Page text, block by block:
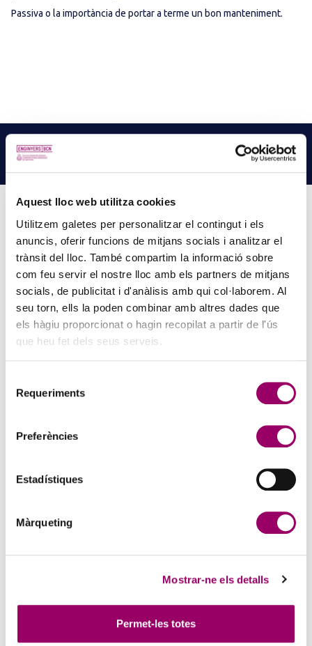
Aquest lloc web utilitza cookies
Utilitzem galetes per personalitzar el contingut i els
anuncis, oferir funcions de mitjans socials i analitzar el
trànsit del lloc. També compartim la informació sobre
com feu servir el nostre lloc amb els partners de mitjans
socials, de publicitat i d'anàlisis amb qui col·laborem. Al
seu torn, ells la poden combinar amb altres dades que
els hàgiu proporcionat o hagin recopilat a partir de l'ús
que heu fet dels seus serveis.
Requeriments
Preferències
Estadístiques
Màrqueting
Mostrar-ne els detalls
Permet-les totes
Passiva o la importància de portar a terme un bon manteniment.
NOTÍCIES
PUBLICATS ELS DECRETS SOBRE LES TERRASSES
DE LA RAMBLA DE BARCELONA
31 de juliol de 2026
En data 31 de juliol de 2026 han estat publicades al BOPB les
disposicions següents:
PERSONAL TÈCNIC COMPETENT EN
CERTIFICACIÓ ENERGÈTICA D’EDIFICIS: ENTRADA
16 de juliol de 2026
El proper 23 de juliol de 2026 entren en vigor les modificacions